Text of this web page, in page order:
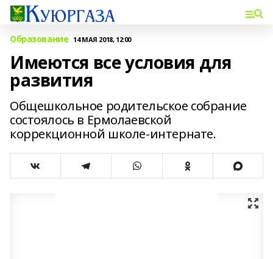
Образование 14 МАЯ 2018, 12:00
Имеются все условия для
развития
Общешкольное родительское собрание
состоялось в Ермолаевской
коррекционной школе-интернате.